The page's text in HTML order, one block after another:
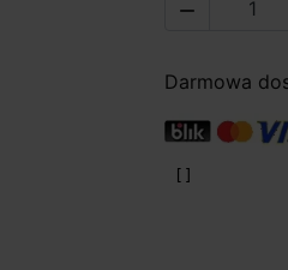

Darmowa